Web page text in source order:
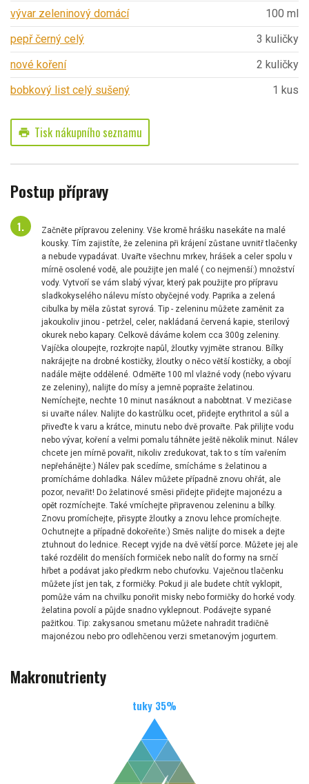
vývar zeleninový domácí
100 ml
pepř černý celý
3 kuličky
nové koření
2 kuličky
bobkový list celý sušený
1 kus
print Tisk nákupního seznamu
Postup přípravy
Začněte přípravou zeleniny. Vše kromě hrášku nasekáte na malé
kousky. Tím zajistíte, že zelenina při krájení zůstane uvnitř tlačenky
a nebude vypadávat. Uvařte všechnu mrkev, hrášek a celer spolu v
mírně osolené vodě, ale použijte jen malé ( co nejmenší:) množství
vody. Vytvoří se vám slabý vývar, který pak použijte pro přípravu
sladkokyselého nálevu místo obyčejné vody. Paprika a zelená
cibulka by měla zůstat syrová. Tip - zeleninu můžete zaměnit za
jakoukoliv jinou - petržel, celer, nakládaná červená kapie, sterilový
okurek nebo kapary. Celkově dáváme kolem cca 300g zeleniny.
Vajíčka oloupejte, rozkrojte napůl, žloutky vyjměte stranou. Bílky
nakrájejte na drobné kostičky, žloutky o něco větší kostičky, a obojí
nadále mějte oddělené. Odměřte 100 ml vlažné vody (nebo vývaru
ze zeleniny), nalijte do mísy a jemně poprašte želatinou.
Nemíchejte, nechte 10 minut nasáknout a nabobtnat. V mezičase
si uvařte nálev. Nalijte do kastrůlku ocet, přidejte erythritol a sůl a
přiveďte k varu a krátce, minutu nebo dvě provařte. Pak přilijte vodu
nebo vývar, koření a velmi pomalu táhněte ještě několik minut. Nálev
chcete jen mírně povařit, nikoliv zredukovat, tak to s tím vařením
nepřehánějte:) Nálev pak scedíme, smícháme s želatinou a
promícháme dohladka. Nálev můžete případně znovu ohřát, ale
pozor, nevařit! Do želatinové směsi přidejte přidejte majonézu a
opět rozmíchejte. Také vmíchejte připravenou zeleninu a bílky.
Znovu promíchejte, přisypte žloutky a znovu lehce promíchejte.
Ochutnejte a případně dokořeňte:) Směs nalijte do misek a dejte
ztuhnout do lednice. Recept vyjde na dvě větší porce. Můžete jej ale
také rozdělit do menších formiček nebo nalít do formy na srnčí
hřbet a podávat jako předkrm nebo chuťovku. Vaječnou tlačenku
můžete jíst jen tak, z formičky. Pokud ji ale budete chtít vyklopit,
pomůže vám na chvilku ponořit misky nebo formičky do horké vody.
želatina povolí a půjde snadno vyklepnout. Podávejte sypané
pažitkou. Tip: zakysanou smetanu můžete nahradit tradičně
majonézou nebo pro odlehčenou verzi smetanovým jogurtem.
Makronutrienty
tuky 35%